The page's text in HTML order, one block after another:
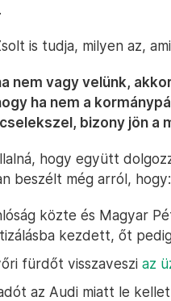
is tudja, milyen az,
nem vagy velünk,
ha nem a
bizony jön a
hogy együtt
beszélt még arról, hogy:
közte és Magyar
kezdett, őt
fürdőt visszaveszi az
az Audi miatt le